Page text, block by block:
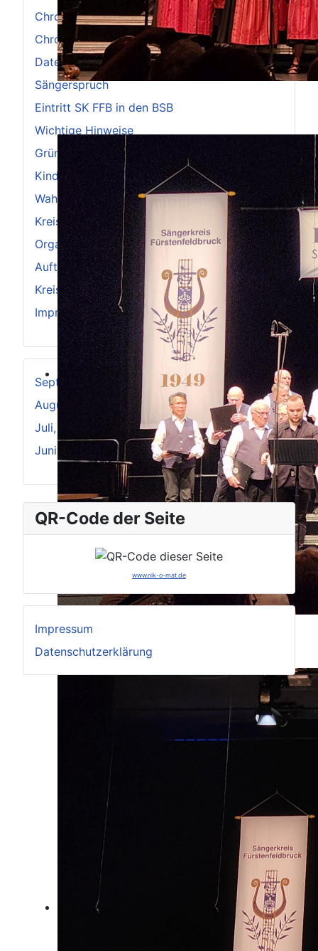
Chronik 1991-2000
Chronik 2011-2020
Datenschutzerklärung
Sängerspruch
Eintritt SK FFB in den BSB
Wichtige Hinweise
Gründung 1949
Kinder- und Jugendchöre
Wahlspruch und Fanfare
Kreischorleitung
Organisation
Auftakt zum 75-jährigen Jubiläum
Kreiskulturtage-2024
Impressum
September, 2025
August, 2025
Juli, 2025
Juni, 2025
QR-Code der Seite
www.nik-o-mat.de
Impressum
Datenschutzerklärung